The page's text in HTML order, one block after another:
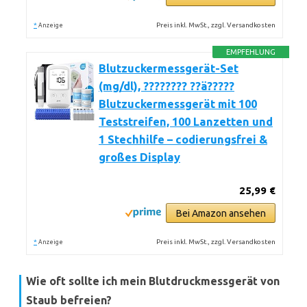
* Anzeige Preis inkl. MwSt., zzgl. Versandkosten
EMPFEHLUNG
Blutzuckermessgerät-Set
(mg/dl), ???????? ??ä?????
Blutzuckermessgerät mit 100
Teststreifen, 100 Lanzetten und
1 Stechhilfe – codierungsfrei &
großes Display
25,99 €
Bei Amazon ansehen
* Anzeige Preis inkl. MwSt., zzgl. Versandkosten
Wie oft sollte ich mein Blutdruckmessgerät von
Staub befreien?